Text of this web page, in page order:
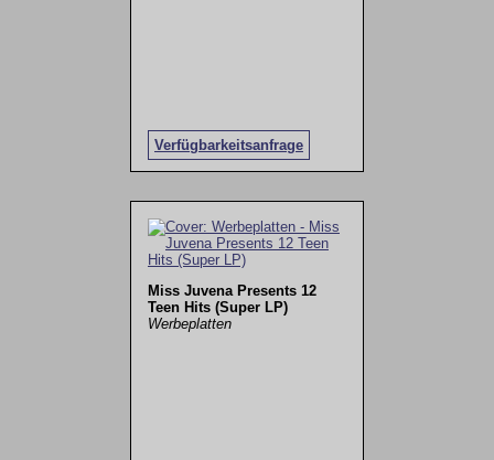
Verfügbarkeitsanfrage
Miss Juvena Presents 12
Teen Hits (Super LP)
Werbeplatten